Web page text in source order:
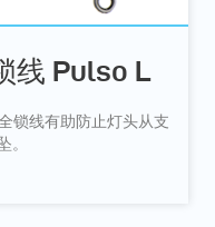
线 Pulso L
锁线有助防止灯头从支
。